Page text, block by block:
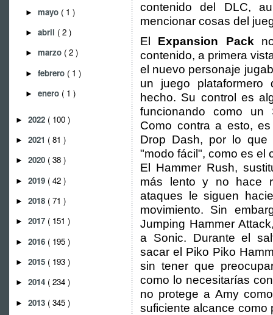
► mayo ( 1 )
► abril ( 2 )
► marzo ( 2 )
► febrero ( 1 )
► enero ( 1 )
► 2022 ( 100 )
► 2021 ( 81 )
► 2020 ( 38 )
► 2019 ( 42 )
► 2018 ( 71 )
► 2017 ( 151 )
► 2016 ( 195 )
► 2015 ( 193 )
► 2014 ( 234 )
► 2013 ( 345 )
contenido del DLC,
mencionar cosas del
El Expansion Pack
contenido, a primera
el nuevo personaje
un juego
hecho. Su control es
funcionando como un
Como contra a esto,
Drop Dash, por lo
"modo fácil", como es el
El Hammer Rush,
más lento y no hace
ataques le siguen
movimiento. Sin
Jumping Hammer
a Sonic. Durante el
sacar el Piko Piko
sin tener que
como lo necesitarías
no protege a Amy
suficiente alcance como